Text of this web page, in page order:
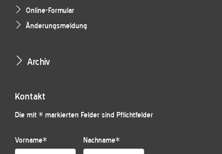
Online-Formular
Änderungsmeldung
Archiv
Kontakt
Die mit * markierten Felder sind Pflichtfelder
Vorname* Nachname*